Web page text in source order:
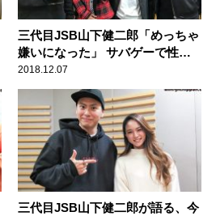
三代目JSB山下健二郎「めっちゃ
嫌いになった」 サバゲーで性格
が豹変した後輩
2018.12.07
三代目JSB山下健二郎が語る、今